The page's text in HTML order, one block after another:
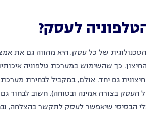
לעסק?
של כל עסק, היא מהווה גם את
כך שהשימוש במערכת טלפוניה
גם יחד. אולם, במקביל לבחירת
העסק בצורה אמינה ובטוחה), חשוב לבחור
הבסיסי שיאפשר לעסק לתקשר בהצלחה,